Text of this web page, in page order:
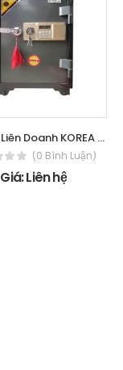
Két Bạc Liên Doanh KOREA 120 - Điện
(0 Bình Luận)
Giá: Liên hệ